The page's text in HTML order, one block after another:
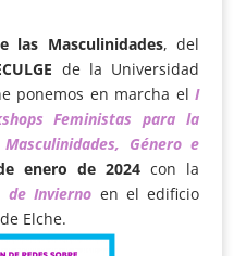
las Masculinidades, del
de la Universidad
ponemos en marcha elI
Feministas para la
Género e
enero de 2024 con la
de Invierno en el edificio
Elche.